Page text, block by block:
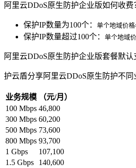
阿里云DDoS原生防护企业版如何收
保护IP数量为100个： 单个地域价
保护IP数量超过100个： 单个地域
阿里云DDoS原生防护企业版套餐默
护云盾分享阿里云DDoS原生防护不同
业务规模
（元/月）
100 Mbps 46,800
300 Mbps 60,200
500 Mbps 73,600
800 Mbps 93,700
1 Gbps
107,100
1.5 Gbps
140,600